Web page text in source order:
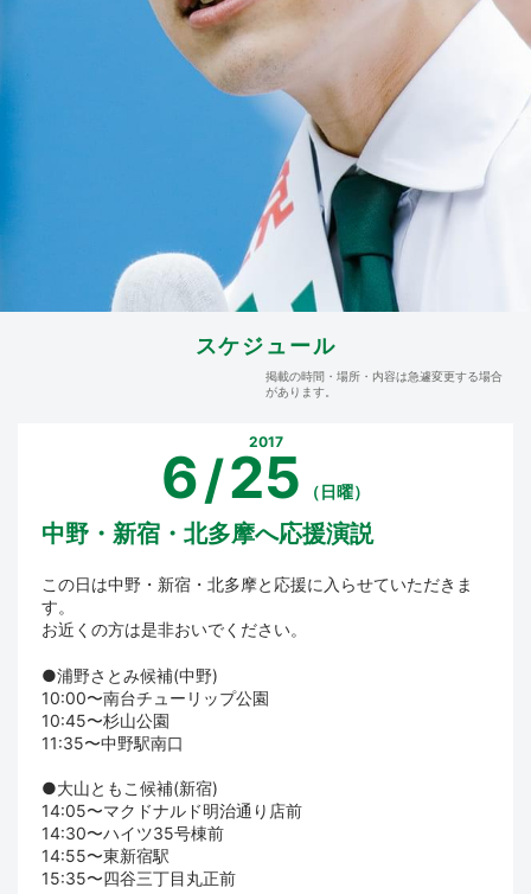
スケジュール
掲載の時間・場所・内容は急遽変更する場合
があります。
2017
6/25 （日曜）
中野・新宿・北多摩へ応援演説
この日は中野・新宿・北多摩と応援に入らせていただきま
す。
お近くの方は是非おいでください。
●浦野さとみ候補(中野)
10:00〜南台チューリップ公園
10:45〜杉山公園
11:35〜中野駅南口
●大山ともこ候補(新宿)
14:05〜マクドナルド明治通り店前
14:30〜ハイツ35号棟前
14:55〜東新宿駅
15:35〜四谷三丁目丸正前